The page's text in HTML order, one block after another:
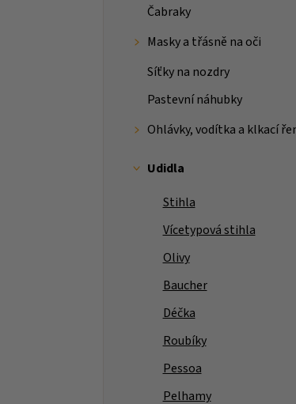
Čabraky
Masky a třásně na oči
Síťky na nozdry
Pastevní náhubky
Ohlávky, vodítka a klkací
Udidla
Stihla
Vícetypová stihla
Olivy
Baucher
Déčka
Roubíky
Pessoa
Pelhamy